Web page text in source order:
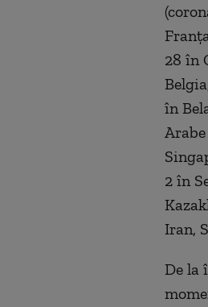
28 în
în
2 în
Iran,
De la